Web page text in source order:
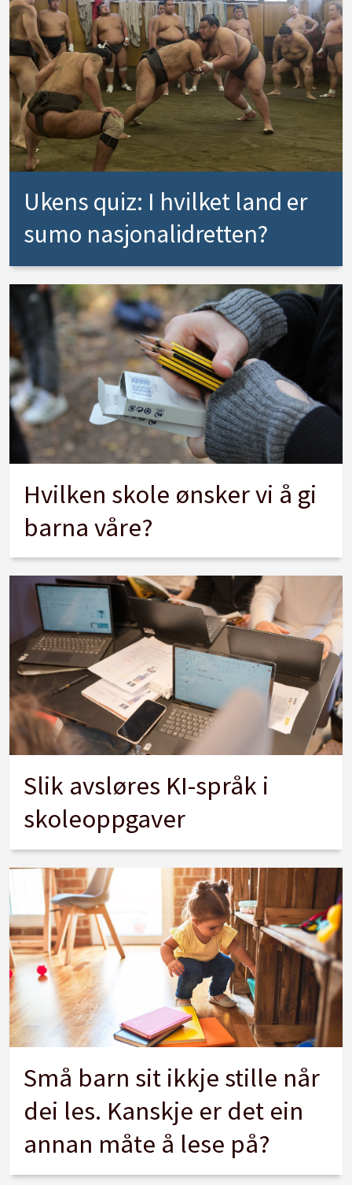
Ukens quiz: I hvilket land er
sumo nasjonalidretten?
Hvilken skole ønsker vi å gi
barna våre?
Slik avsløres KI-språk i
skoleoppgaver
Små barn sit ikkje stille når
dei les. Kanskje er det ein
annan måte å lese på?